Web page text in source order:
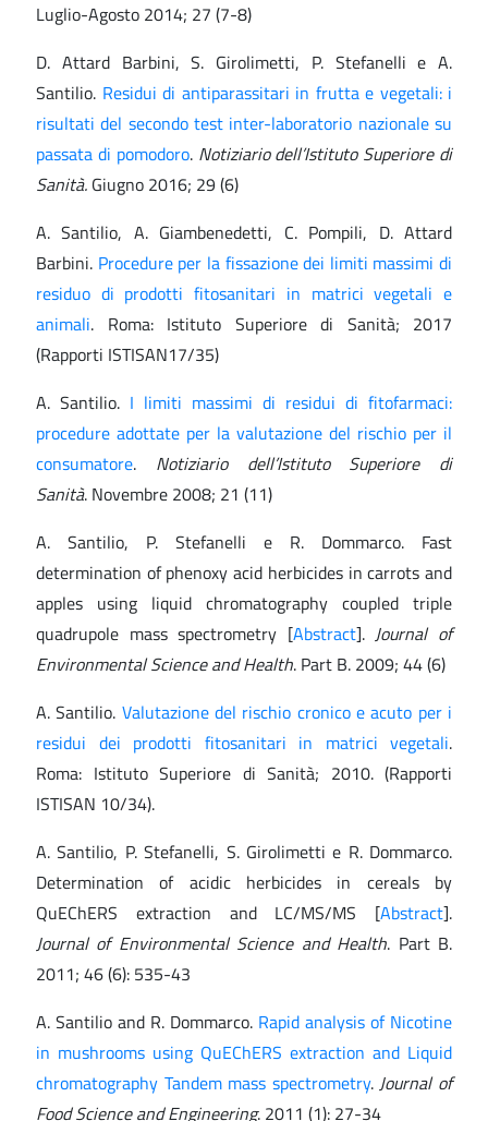
Luglio-Agosto 2014; 27 (7-8)
D. Attard Barbini, S. Girolimetti, P. Stefanelli e A.
Santilio. Residui di antiparassitari in frutta e vegetali: i
risultati del secondo test inter-laboratorio nazionale su
passata di pomodoro. Notiziario dell’Istituto Superiore di
Sanità. Giugno 2016; 29 (6)
A. Santilio, A. Giambenedetti, C. Pompili, D. Attard
Barbini. Procedure per la fissazione dei limiti massimi di
residuo di prodotti fitosanitari in matrici vegetali e
animali. Roma: Istituto Superiore di Sanità; 2017
(Rapporti ISTISAN17/35)
A. Santilio. I limiti massimi di residui di fitofarmaci:
procedure adottate per la valutazione del rischio per il
consumatore. Notiziario dell’Istituto Superiore di
Sanità. Novembre 2008; 21 (11)
A. Santilio, P. Stefanelli e R. Dommarco. Fast
determination of phenoxy acid herbicides in carrots and
apples using liquid chromatography coupled triple
quadrupole mass spectrometry [Abstract].Journal of
Environmental Science and Health. Part B. 2009; 44 (6)
A. Santilio. Valutazione del rischio cronico e acuto per i
residui dei prodotti fitosanitari in matrici vegetali.
Roma: Istituto Superiore di Sanità; 2010. (Rapporti
ISTISAN 10/34).
A. Santilio, P. Stefanelli, S. Girolimetti e R. Dommarco.
Determination of acidic herbicides in cereals by
QuEChERS extraction and LC/MS/MS [Abstract].
Journal of Environmental Science and Health. Part B.
2011; 46 (6): 535-43
A. Santilio and R. Dommarco. Rapid analysis of Nicotine
in mushrooms using QuEChERS extraction and Liquid
chromatography Tandem mass spectrometry.Journal of
Food Science and Engineering. 2011 (1): 27-34